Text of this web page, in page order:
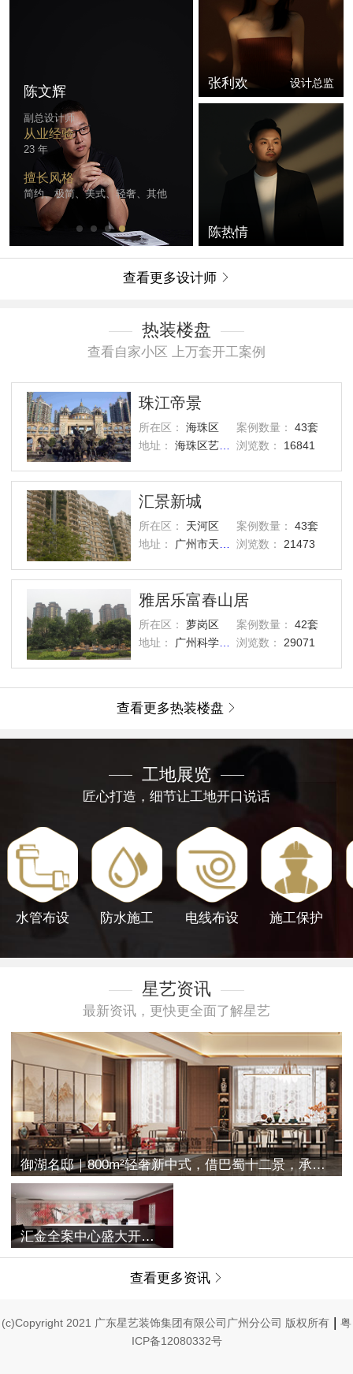
陈文辉
副总设计师
从业经验
23 年
擅长风格
简约、极简、美式、轻奢、其他
张利欢 设计总监
陈热情
查看更多设计师 
热装楼盘
查看自家小区 上万套开工案例
珠江帝景
所在区： 海珠区 案例数量：
43套
地址：
海珠区艺洲路灏景街1号 浏览数： 16841
汇景新城
所在区： 天河区 案例数量：
43套
地址：
广州市天河区汇景路五山街 浏览数： 21473
雅居乐富春山居
所在区： 萝岗区 案例数量：
42套
地址：
广州科学城西区 浏览数： 29071
查看更多热装楼盘 
工地展览
匠心打造，细节让工地开口说话
水管布设 防水施工 电线布设 施工保护
星艺资讯
最新资讯，更快更全面了解星艺
御湖名邸｜800m²轻奢新中式，借巴蜀十二景，承古典之空灵
汇金全案中心盛大开业 | 融合过往与未来，唤醒家的美学记忆
查看更多资讯 
(c)Copyright 2021 广东星艺装饰集团有限公司广州分公司 版权所有 | 粤
ICP备12080332号